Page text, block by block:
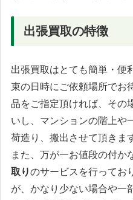
出張買取の特徴
出張買取はとても簡単・便
束の日時にご依頼場所でお
品をご指定頂ければ、その
いし、マンションの階上や
荷造り、搬出させて頂きま
また、万が一お値段の付か
取りのサービスを行ってお
が、かなり少ない場合や一